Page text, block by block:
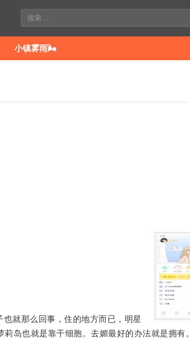
小镇雾雨🌬
就那么回事，住的地方而已，明星
岛也就是靠干细胞。去媚最好的办法就是拥有。